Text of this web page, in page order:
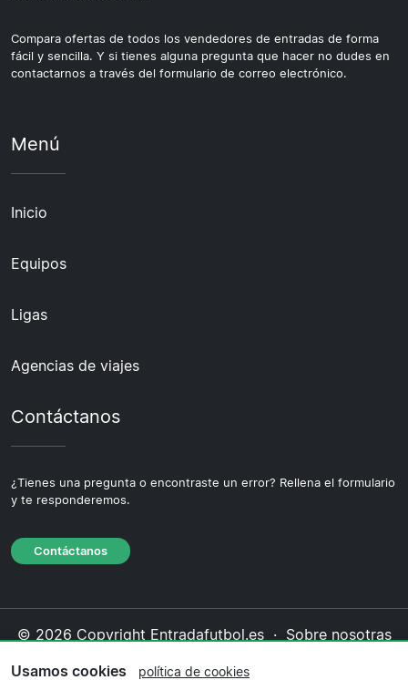
Compara ofertas de todos los vendedores de entradas de forma
fácil y sencilla. Y si tienes alguna pregunta que hacer no dudes en
contactarnos a través del formulario de correo electrónico.
Menú
Inicio
Equipos
Ligas
Agencias de viajes
Contáctanos
¿Tienes una pregunta o encontraste un error? Rellena el formulario
y te responderemos.
Contáctanos
© 2026 Copyright Entradafutbol.es · Sobre nosotras
Usamos cookies política de cookies